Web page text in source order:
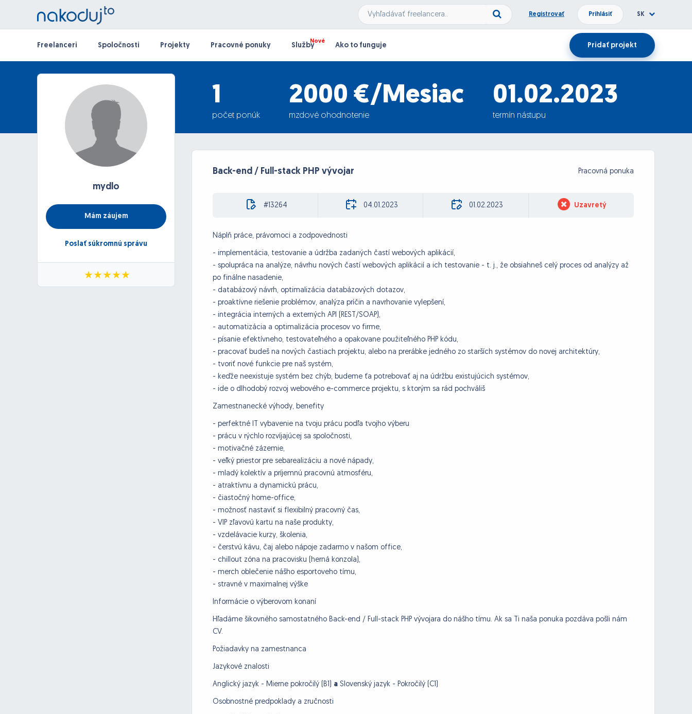
Registrovať Prihlásiť SK
Freelanceri Spoločnosti Projekty Pracovné ponuky Služby Ako to funguje Pridať projekt
1
počet ponúk
2000 €/Mesiac
mzdové ohodnotenie
01.02.2023
termín nástupu
mydlo
Mám záujem
Poslať súkromnú správu
Back-end / Full-stack PHP vývojar Pracovná ponuka
#13264 04.01.2023 01.02.2023 Uzavretý
Náplň práce, právomoci a zodpovednosti
- implementácia, testovanie a údržba zadaných častí webových aplikácií,
- spolupráca na analýze, návrhu nových častí webových aplikácií a ich testovanie - t. j., že obsiahneš celý proces od analýzy až
po finálne nasadenie,
- databázový návrh, optimalizácia databázových dotazov,
- proaktívne riešenie problémov, analýza príčin a navrhovanie vylepšení,
- integrácia interných a externých API (REST/SOAP),
- automatizácia a optimalizácia procesov vo firme,
- písanie efektívneho, testovateľného a opakovane použiteľného PHP kódu,
- pracovať budeš na nových častiach projektu, alebo na prerábke jedného zo starších systémov do novej architektúry,
- tvoriť nové funkcie pre naš systém,
- keďže neexistuje systém bez chýb, budeme ťa potrebovať aj na údržbu existujúcich systémov,
- ide o dlhodobý rozvoj webového e-commerce projektu, s ktorým sa rád pochváliš
Zamestnanecké výhody, benefity
- perfektné IT vybavenie na tvoju prácu podľa tvojho výberu
- prácu v rýchlo rozvíjajúcej sa spoločnosti,
- motivačné zázemie,
- veľký priestor pre sebarealizáciu a nové nápady,
- mladý kolektív a príjemnú pracovnú atmosféru,
- atraktívnu a dynamickú prácu,
- čiastočný home-office,
- možnosť nastaviť si flexibilný pracovný čas,
- VIP zľavovú kartu na naše produkty,
- vzdelávacie kurzy, školenia,
- čerstvú kávu, čaj alebo nápoje zadarmo v našom office,
- chillout zóna na pracovisku (herná konzola),
- merch oblečenie nášho esportoveho tímu,
- stravné v maximalnej výške
Informácie o výberovom konaní
Hľadáme šikovného samostatného Back-end / Full-stack PHP vývojara do nášho tímu. Ak sa Ti naša ponuka pozdáva pošli nám
CV.
Požiadavky na zamestnanca
Jazykové znalosti
Anglický jazyk - Mierne pokročilý (B1) a Slovenský jazyk - Pokročilý (C1)
Osobnostné predpoklady a zručnosti